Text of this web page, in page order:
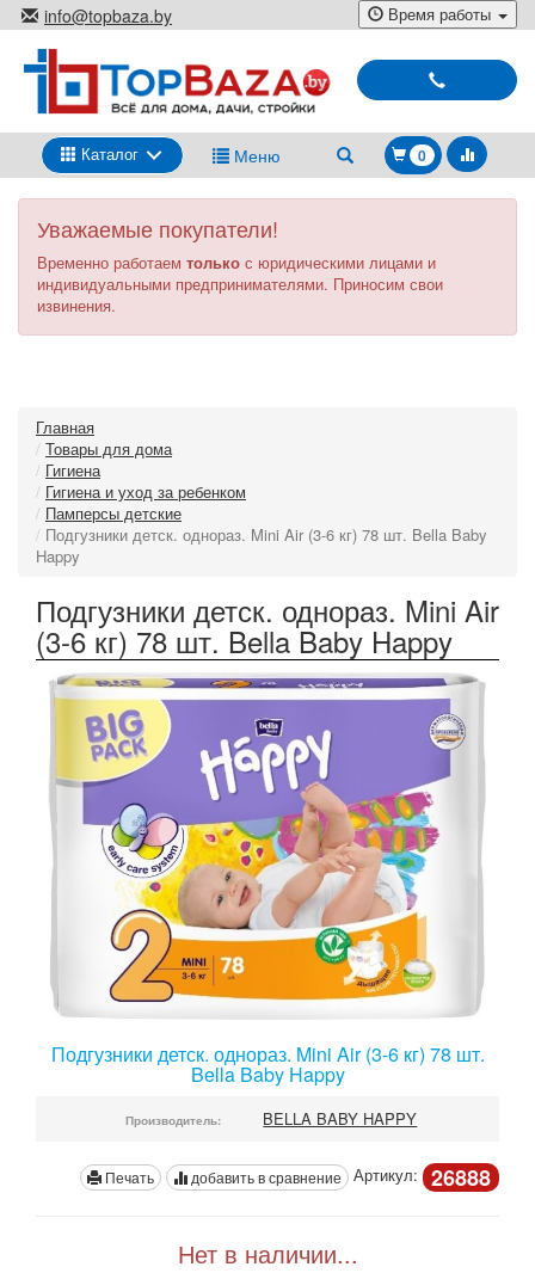
Перейти
к
основному
содержанию
Время работы
info@topbaza.by
г.Минск, ул. Радиальная, 40,
каб. 707-5
Выбирай
ипокупай
Каталог Меню 0
Уважаемые покупатели!
Временно работаем только с юридическими лицами и
индивидуальными предпринимателями. Приносим свои
извинения.
Главная
Товары для дома
Гигиена
Гигиена и уход за ребенком
Памперсы детские
Подгузники детск. однораз. Mini Air (3-6 кг) 78 шт. Bella Baby
Happy
Подгузники детск. однораз. Mini Air
(3-6 кг) 78 шт. Bella Baby Happy
Подгузники детск. однораз. Mini Air (3-6 кг) 78 шт.
Bella Baby Happy
Производитель: BELLA BABY HAPPY
Печать добавить в сравнение Артикул: 26888
Нет в наличии...